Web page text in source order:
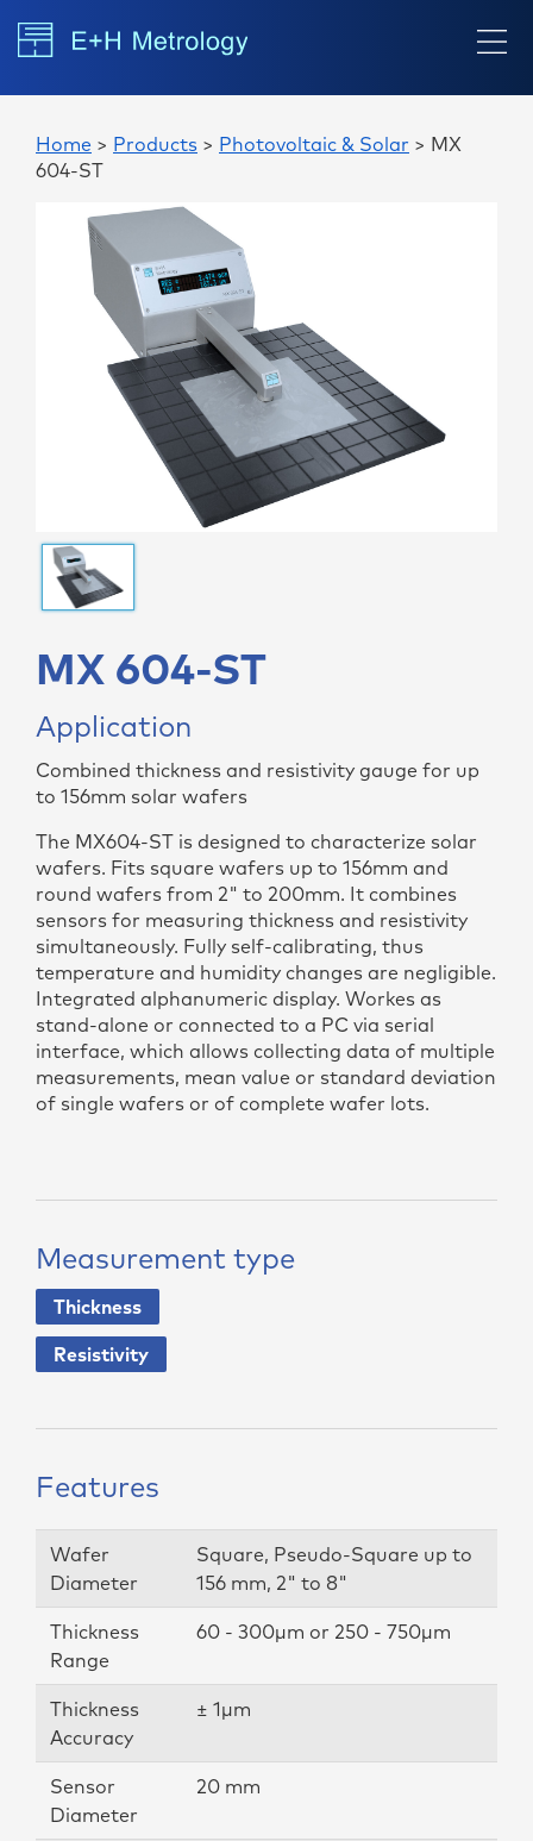
Home > Products > Photovoltaic & Solar > MX
604-ST
MX 604-ST
Application
Combined thickness and resistivity gauge for up
to 156mm solar wafers
The MX604-ST is designed to characterize solar
wafers. Fits square wafers up to 156mm and
round wafers from 2" to 200mm. It combines
sensors for measuring thickness and resistivity
simultaneously. Fully self-calibrating, thus
temperature and humidity changes are negligible.
Integrated alphanumeric display. Workes as
stand-alone or connected to a PC via serial
interface, which allows collecting data of multiple
measurements, mean value or standard deviation
of single wafers or of complete wafer lots.
Measurement type
Thickness
Resistivity
Features
Wafer
Diameter
Square, Pseudo-Square up to
156 mm, 2" to 8"
Thickness
Range
60 - 300µm or 250 - 750µm
Thickness
Accuracy
± 1µm
Sensor
Diameter
20 mm